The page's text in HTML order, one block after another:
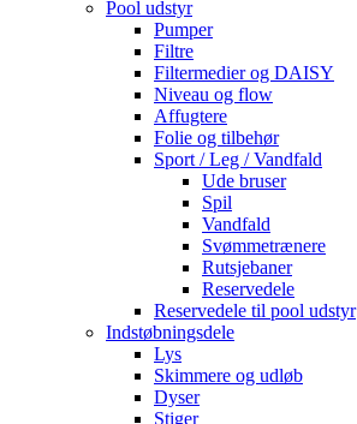
Pool udstyr
Pumper
Filtre
Filtermedier og DAISY
Niveau og flow
Affugtere
Folie og tilbehør
Sport / Leg / Vandfald
Ude bruser
Spil
Vandfald
Svømmetrænere
Rutsjebaner
Reservedele
Reservedele til pool udstyr
Indstøbningsdele
Lys
Skimmere og udløb
Dyser
Stiger